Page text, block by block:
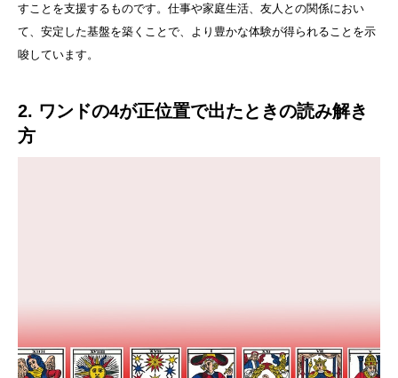
すことを支援するものです。仕事や家庭生活、友人との関係におい
て、安定した基盤を築くことで、より豊かな体験が得られることを示
唆しています。
2. ワンドの4が正位置で出たときの読み解き
方